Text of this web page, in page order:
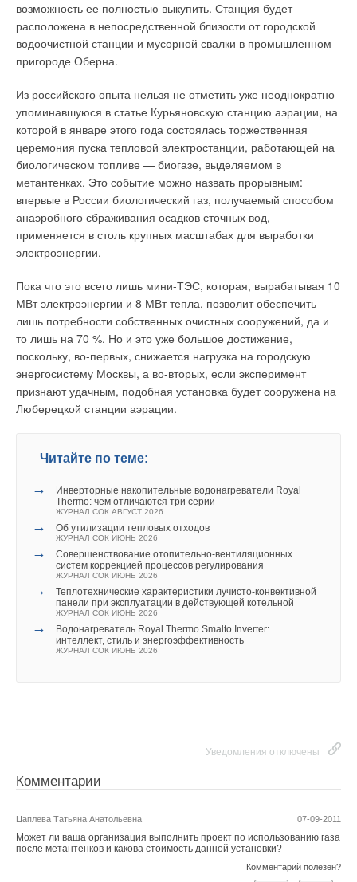
возможность ее полностью выкупить. Станция будет
расположена в непосредственной близости от городской
водоочистной станции и мусорной свалки в промышленном
пригороде Оберна.
Из российского опыта нельзя не отметить уже неоднократно
упоминавшуюся в статье Курьяновскую станцию аэрации, на
которой в январе этого года состоялась торжественная
церемония пуска тепловой электростанции, работающей на
биологическом топливе — биогазе, выделяемом в
метантенках. Это событие можно назвать прорывным:
впервые в России биологический газ, получаемый способом
анаэробного сбраживания осадков сточных вод,
применяется в столь крупных масштабах для выработки
электроэнергии.
Пока что это всего лишь мини-ТЭС, которая, вырабатывая 10
МВт электроэнергии и 8 МВт тепла, позволит обеспечить
лишь потребности собственных очистных сооружений, да и
то лишь на 70 %. Но и это уже большое достижение,
поскольку, во-первых, снижается нагрузка на городскую
энергосистему Москвы, а во-вторых, если эксперимент
признают удачным, подобная установка будет сооружена на
Люберецкой станции аэрации.
Читайте по теме:
→
Инверторные накопительные водонагреватели Royal
Thermo: чем отличаются три серии
ЖУРНАЛ СОК АВГУСТ 2026
→ Об утилизации тепловых отходов
ЖУРНАЛ СОК ИЮНЬ 2026
→
Совершенствование отопительно-вентиляционных
систем коррекцией процессов регулирования
ЖУРНАЛ СОК ИЮНЬ 2026
→
Теплотехнические характеристики лучисто-конвективной
панели при эксплуатации в действующей котельной
ЖУРНАЛ СОК ИЮНЬ 2026
→
Водонагреватель Royal Thermo Smalto Inverter:
интеллект, стиль и энергоэффективность
ЖУРНАЛ СОК ИЮНЬ 2026
Уведомления отключены
Комментарии
07-09-2011
Цаплева Татьяна Анатольевна
Может ли ваша организация выполнить проект по использованию газа
после метантенков и какова стоимость данной установки?
Комментарий полезен?